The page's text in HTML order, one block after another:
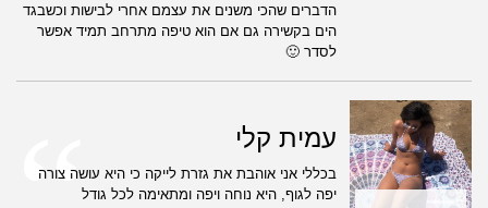
הדברים שהכי משנים את עצמם אחרי לבישות וכשבגד
הים בקשירה גם אם הוא טיפה מתרחב תמיד אפשר
לסדר 🙂
עמית קלי
בכללי אני אוהבת את גזרת לייקה כי היא עושה צורה
יפה לגוף, היא נוחה ויפה ומתאימה לכל גודל